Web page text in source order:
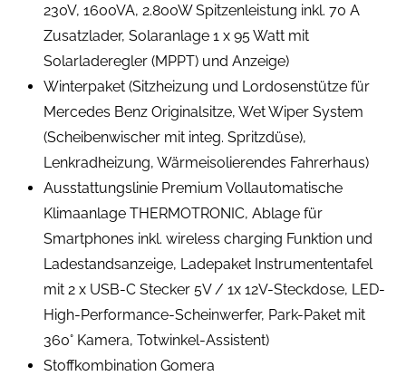
230V, 1600VA, 2.800W Spitzenleistung inkl. 70 A
Zusatzlader, Solaranlage 1 x 95 Watt mit
Solarladeregler (MPPT) und Anzeige)
Winterpaket (Sitzheizung und Lordosenstütze für
Mercedes Benz Originalsitze, Wet Wiper System
(Scheibenwischer mit integ. Spritzdüse),
Lenkradheizung, Wärmeisolierendes Fahrerhaus)
Ausstattungslinie Premium Vollautomatische
Klimaanlage THERMOTRONIC, Ablage für
Smartphones inkl. wireless charging Funktion und
Ladestandsanzeige, Ladepaket Instrumententafel
mit 2 x USB-C Stecker 5V / 1x 12V-Steckdose, LED-
High-Performance-Scheinwerfer, Park-Paket mit
360° Kamera, Totwinkel-Assistent)
Stoffkombination Gomera